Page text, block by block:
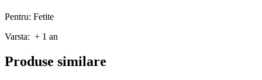
Pentru: Fetite
Varsta: + 1 an
Produse similare